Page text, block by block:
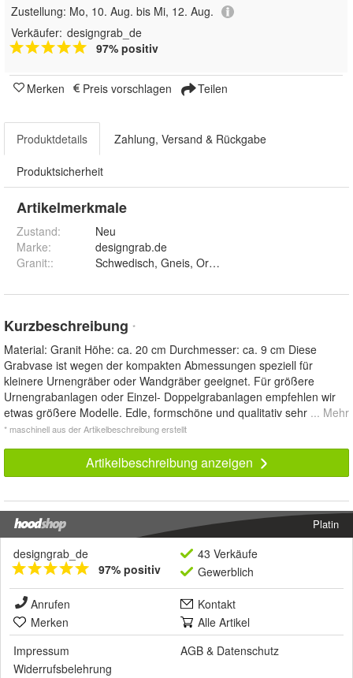
Zustellung: Mo, 10. Aug. bis Mi, 12. Aug.
Verkäufer: designgrab_de
97% positiv
Merken Preis vorschlagen Teilen
Produktdetails Zahlung, Versand & Rückgabe
Produktsicherheit
Artikelmerkmale
Zustand:
Neu
Marke:
designgrab.de
Granit::
Kurzbeschreibung *
Material: Granit Höhe: ca. 20 cm Durchmesser: ca. 9 cm Diese
Grabvase ist wegen der kompakten Abmessungen speziell für
kleinere Urnengräber oder Wandgräber geeignet. Für größere
Urnengrabanlagen oder Einzel- Doppelgrabanlagen empfehlen wir
etwas größere Modelle. Edle, formschöne und qualitativ sehr ... Mehr
* maschinell aus der Artikelbeschreibung erstellt
Artikelbeschreibung anzeigen
Platin
designgrab_de
97% positiv
43 Verkäufe
Gewerblich
Anrufen
Kontakt
Merken
Alle Artikel
Impressum
AGB & Datenschutz
Widerrufsbelehrung